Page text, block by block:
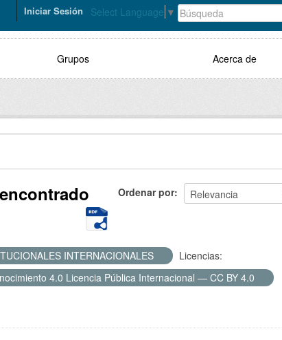
Select Language ▼
Iniciar Sesión
Grupos Acerca de
Ordenar por
INTERNACIONALES
Licencias:
4.0 Licencia Pública Internacional — CC BY 4.0